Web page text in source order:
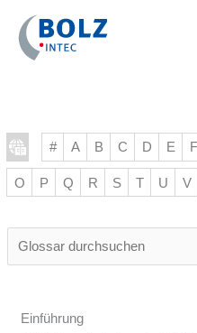
Inhalt
springen
# A B C D E F
O P Q R S T U V
Glossar
durchsuchen
Einführung